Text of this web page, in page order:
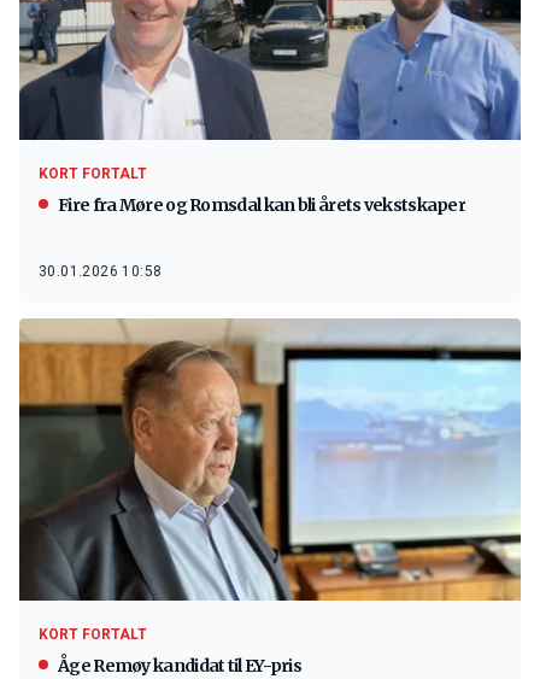
KORT FORTALT
Fire fra Møre og Romsdal kan bli årets vekstskaper
30.01.2026 10:58
KORT FORTALT
Åge Remøy kandidat til EY-pris